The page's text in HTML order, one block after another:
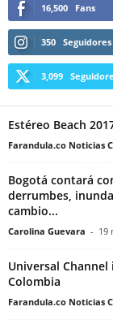
16,500 Fans
350 Seguidores
3,099
Estéreo Beach
Farandula.co Noticias
Bogotá contará
derrumbes,
cambio...
Carolina Guevara - 19
Universal
Colombia
Farandula.co Noticias